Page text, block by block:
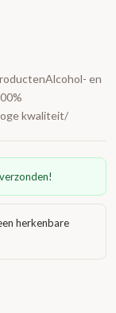
en
kwaliteit/
herkenbare